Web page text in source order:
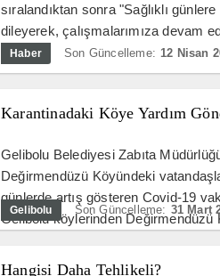
sıralandıktan sonra "Sağlıklı
dileyerek, çalışmalarımıza devam
Haber Son Güncelleme: 12 Nisan
Karantinadaki Köye Yardım
Gelibolu Belediyesi Zabıta
Değirmendüzü Köyündeki
günlerde artış gösteren Covid-19
Gelibolu köylerinden Değirmendüzü
Gelibolu Son Güncelleme: 31 Mart
Hangisi Daha Tehlikeli?